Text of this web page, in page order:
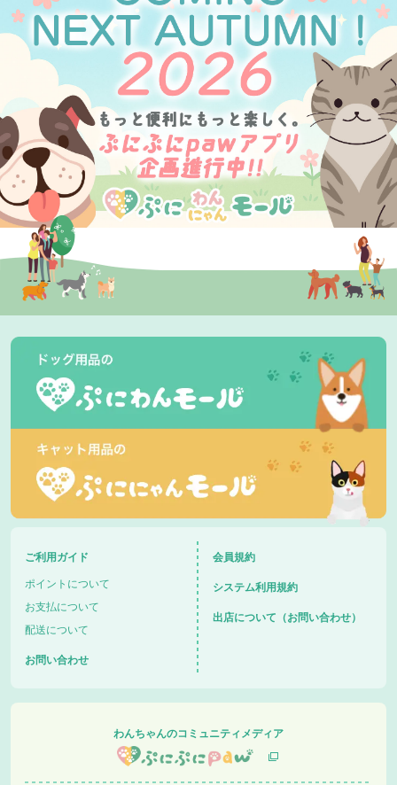
ご利用ガイド
ポイントについて
お支払について
配送について
お問い合わせ
会員規約
システム利用規約
出店について（お問い合わせ）
わんちゃんのコミュニティメディア